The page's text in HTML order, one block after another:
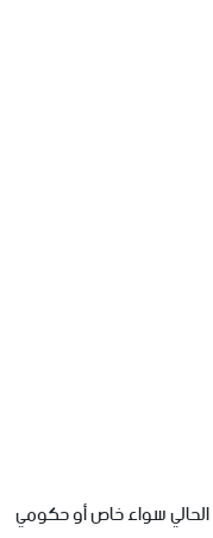
الحاليسواءخاصأوحكومي